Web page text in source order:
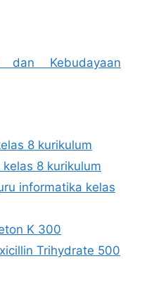
dan Kebudayaan
8 kurikulum
8 kurikulum
informatika kelas
K 300
Trihydrate 500